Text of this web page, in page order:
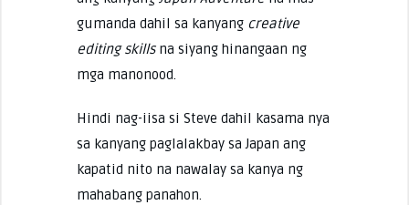
gumanda dahil sa kanyang creative
editing skills na siyang hinangaan ng
mga manonood.
Hindi nag-iisa si Steve dahil kasama nya
sa kanyang paglalakbay sa Japan ang
kapatid nito na nawalay sa kanya ng
mahabang panahon.